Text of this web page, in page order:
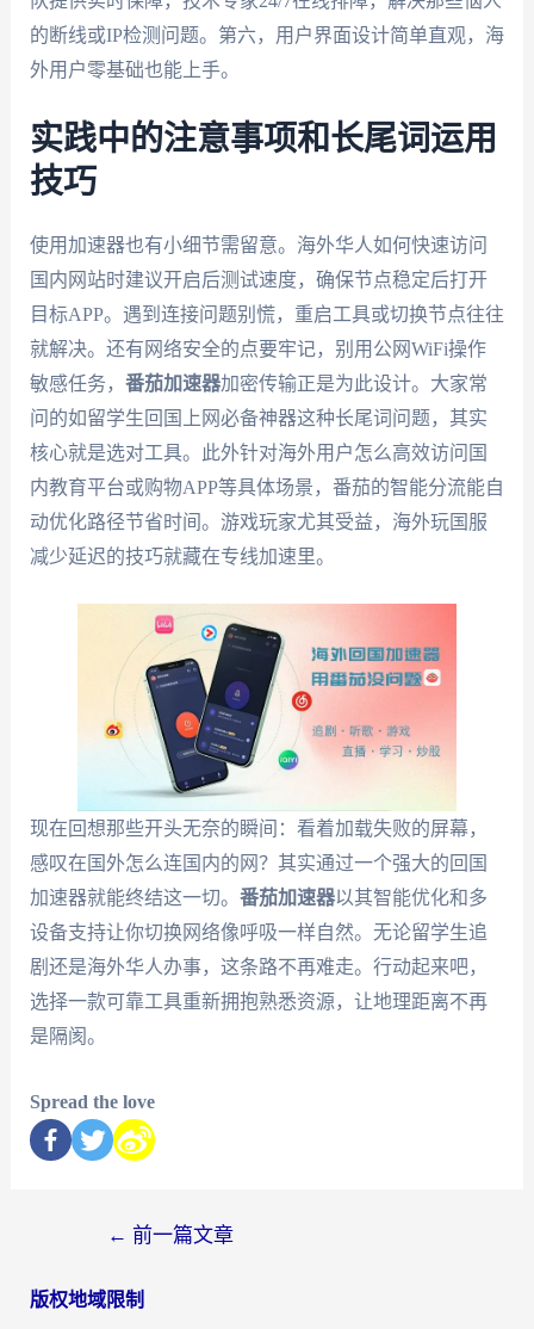
的断线或IP检测问题。第六，用户界面设计简单直观，海
外用户零基础也能上手。
实践中的注意事项和长尾词运用
技巧
使用加速器也有小细节需留意。海外华人如何快速访问
国内网站时建议开启后测试速度，确保节点稳定后打开
目标APP。遇到连接问题别慌，重启工具或切换节点往往
就解决。还有网络安全的点要牢记，别用公网WiFi操作
敏感任务， 番茄加速器加密传输正是为此设计。大家常
问的如留学生回国上网必备神器这种长尾词问题，其实
核心就是选对工具。此外针对海外用户怎么高效访问国
内教育平台或购物APP等具体场景，番茄的智能分流能自
动优化路径节省时间。游戏玩家尤其受益，海外玩国服
减少延迟的技巧就藏在专线加速里。
现在回想那些开头无奈的瞬间：看着加载失败的屏幕，
感叹在国外怎么连国内的网？其实通过一个强大的回国
加速器就能终结这一切。 番茄加速器以其智能优化和多
设备支持让你切换网络像呼吸一样自然。无论留学生追
剧还是海外华人办事，这条路不再难走。行动起来吧，
选择一款可靠工具重新拥抱熟悉资源，让地理距离不再
是隔阂。
Spread the love
← 前一篇文章
版权地域限制